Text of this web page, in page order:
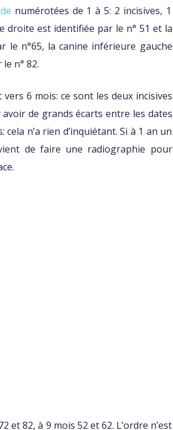
numérotées de 1 à 5: 2 incisives, 1
droite est identifiée par le n° 51 et la
le n°65, la canine inférieure gauche
n° 82.
6 mois: ce sont les deux incisives
de grands écarts entre les dates
n’a rien d’inquiétant. Si à 1 an un
de faire une radiographie pour
et 82, à 9 mois 52 et 62. L’ordre n’est